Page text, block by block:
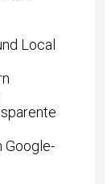
Local
Google-